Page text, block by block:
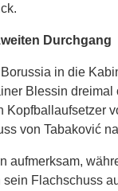
Durchgang
in die
Blessin
Kopfballaufsetzer
von Tabaković
aufmerksam,
sein Flachschuss